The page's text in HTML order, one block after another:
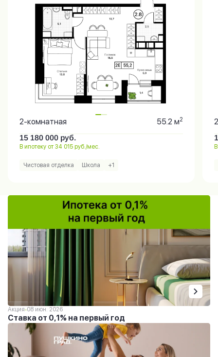
2-комнатная 55.2 м2
15 180 000 руб.
В ипотеку от 34 015 руб./мес.
Чистовая отделка Школа +1
Акция 08 июн. 2026
Ставка от 0,1% на первый год